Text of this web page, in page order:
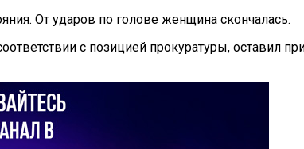
От ударов по голове женщина скончалась.
с позицией прокуратуры, оставил